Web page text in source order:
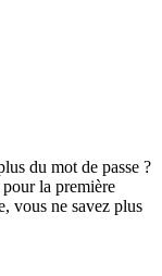
du mot de passe ?
la première
vous ne savez plus